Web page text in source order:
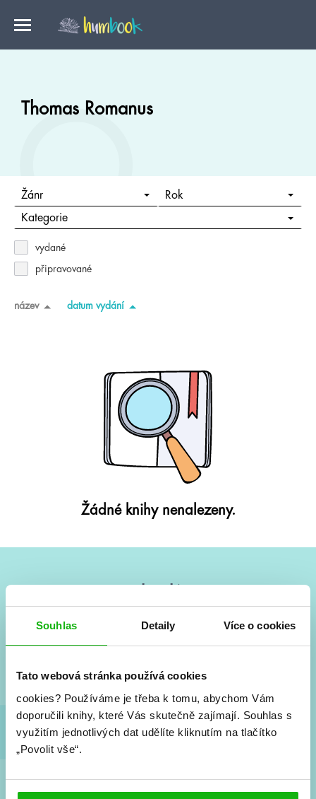
Souhlas Detaily Více o cookies
Tato webová stránka používá cookies
cookies? Používáme je třeba k tomu, abychom Vám
doporučili knihy, které Vás skutečně zajímají. Souhlas s
využitím jednotlivých dat udělíte kliknutím na tlačítko
„Povolit vše“.
Thomas Romanus
Žánr Rok
Kategorie
vydané
připravované
název datum vydání
Žádné knihy nenalezeny.
Vše kolem #youngadult každý měsíc rovnou do mailu!
a seriálové adaptace a další.
Souhlasím spodmínkami zpracování osobních údajů